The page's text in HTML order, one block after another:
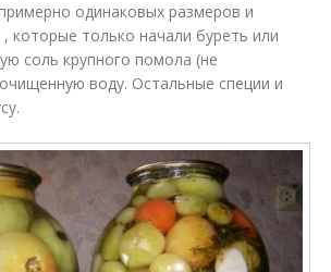
одинаковых размеров и
, которые только начали буреть или
соль крупного помола (не
воду. Остальные специи и